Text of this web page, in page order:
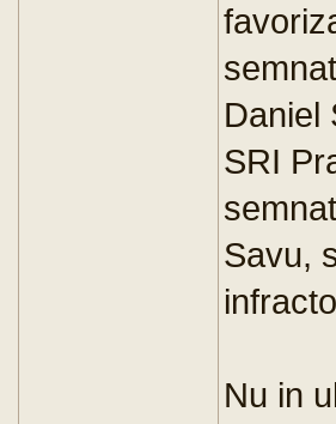
Daniel
SRI
Savu,
Nu in